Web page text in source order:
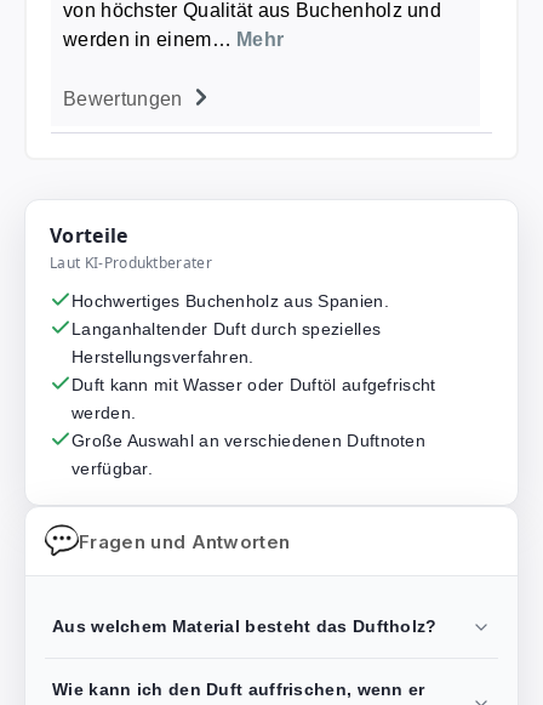
von höchster Qualität aus Buchenholz und
werden in einem… Mehr
Bewertungen
Vorteile
Laut KI-Produktberater
Hochwertiges Buchenholz aus Spanien.
Langanhaltender Duft durch spezielles
Herstellungsverfahren.
Duft kann mit Wasser oder Duftöl aufgefrischt
werden.
Große Auswahl an verschiedenen Duftnoten
verfügbar.
Fragen und Antworten
Aus welchem Material besteht das Duftholz?
Wie kann ich den Duft auffrischen, wenn er